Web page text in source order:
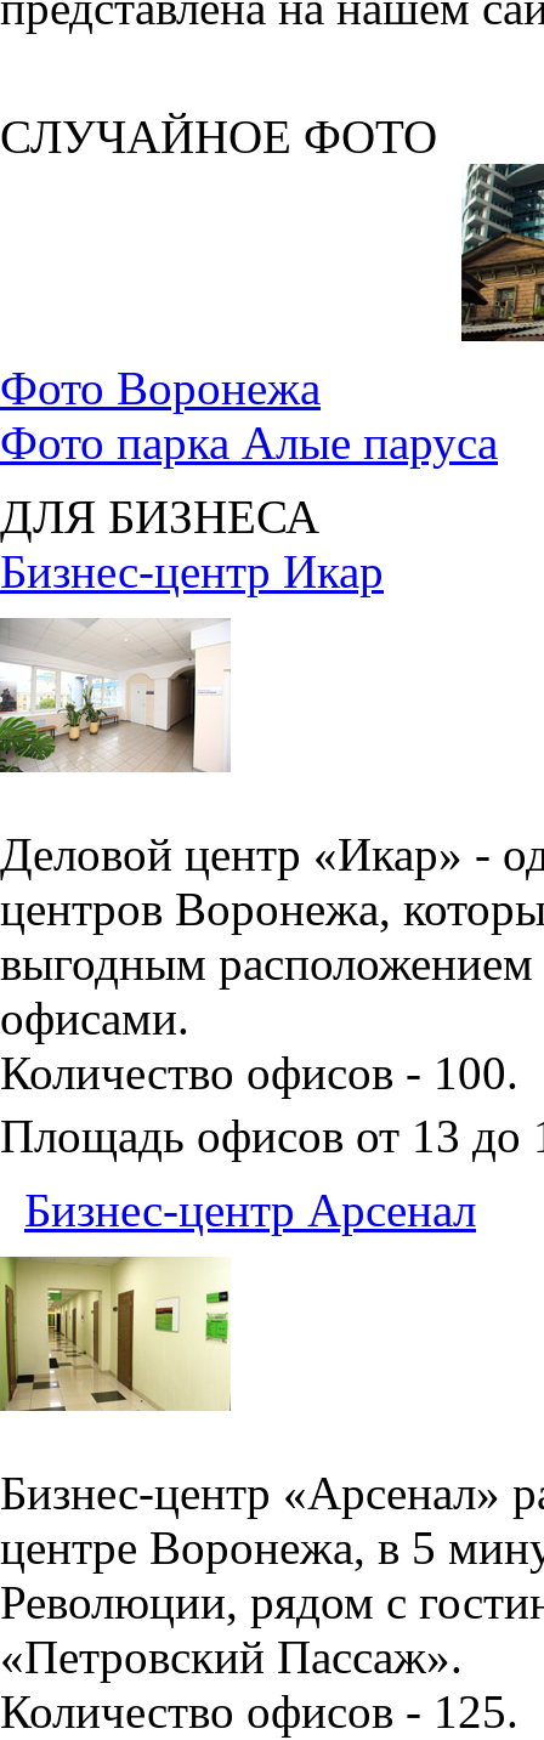
СЛУЧАЙНОЕ ФОТО
Фото Воронежа
Фото парка Алые паруса
ДЛЯ БИЗНЕСА
Бизнес-центр Икар
Деловой центр «Икар» -
центров Воронежа,
выгодным
офисами.
Количество офисов - 100.
Площадь офисов от 13 до
Бизнес-центр Арсенал
Бизнес-центр «Арсенал»
центре Воронежа, в 5
Революции, рядом с
«Петровский Пассаж».
Количество офисов - 125.